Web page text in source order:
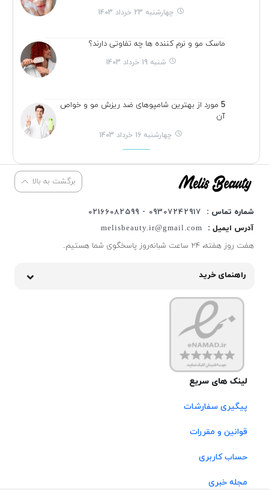
چهارشنبه 23 خرداد 1403
ماسک مو و نرم کننده ها چه تفاوتی دارند؟
شنبه 19 خرداد 1403
5 مورد از بهترین شامپوهای ضد ریزش مو و خواص
آن
چهارشنبه 16 خرداد 1403
برگشت به بالا
شماره تماس :
09307242917 - 02166082599
آدرس ایمیل :
melisbeauty.ir@gmail.com
هفت روز هفته، ۲۴ ساعت شبانه‌روز پاسخگوی شما هستیم.
راهنمای خرید
لینک های سریع
پیگیری سفارشات
قوانین و مقررات
حساب کاربری
مجله خبری